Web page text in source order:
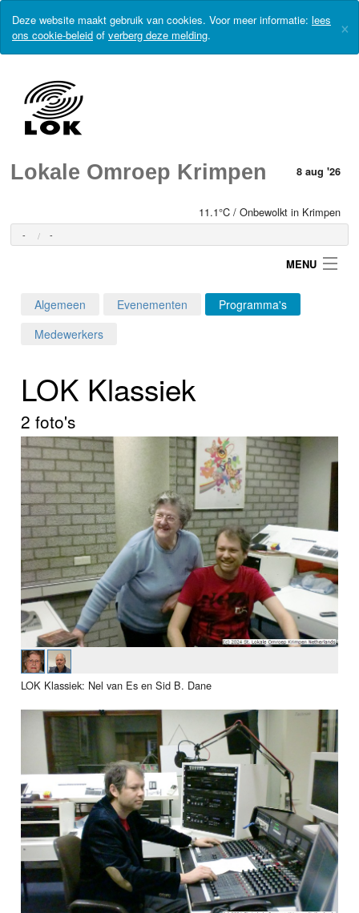
Deze website maakt gebruik van cookies. Voor meer informatie: lees
ons cookie-beleid of verberg deze melding. ×
Lokale Omroep Krimpen 8 aug '26
11.1°C / Onbewolkt in Krimpen
- -
MENU
Programma's
Nieuws
Foto's
Video
Webcam
Info
Algemeen Evenementen
Programma's
Medewerkers
LOK Klassiek
2 foto's
LOK Klassiek: Nel van Es en Sid B. Dane